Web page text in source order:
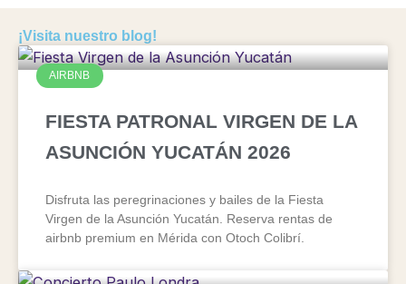
¡Visita nuestro blog!
AIRBNB
FIESTA PATRONAL VIRGEN DE LA
ASUNCIÓN YUCATÁN 2026
Disfruta las peregrinaciones y bailes de la Fiesta
Virgen de la Asunción Yucatán. Reserva rentas de
airbnb premium en Mérida con Otoch Colibrí.